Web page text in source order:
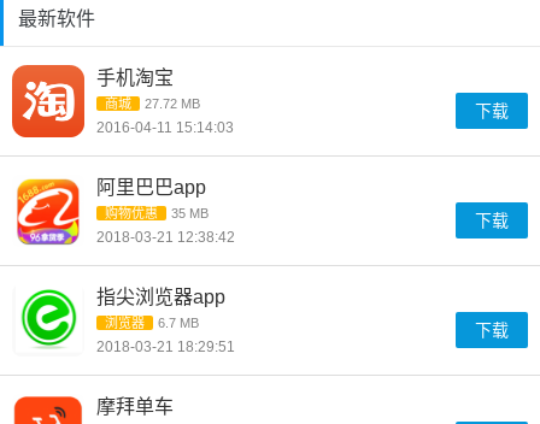
最新软件
手机淘宝
商城 27.72 MB
2016-04-11 15:14:03
下载
阿里巴巴app
购物优惠 35 MB
2018-03-21 12:38:42
下载
指尖浏览器app
浏览器 6.7 MB
2018-03-21 18:29:51
下载
摩拜单车